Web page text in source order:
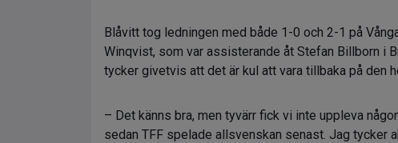
Blåvitt tog ledningen med både 1-0 och 2-1 på
Winqvist, som var assisterande åt Stefan Billborn i
tycker givetvis att det är kul att vara tillbaka på den
– Det känns bra, men tyvärr fick vi inte uppleva
sedan TFF spelade allsvenskan senast. Jag tycker